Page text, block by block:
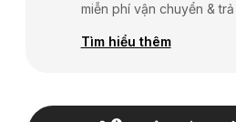
miễn phí vận chuyển &
Tìm hiểu thêm